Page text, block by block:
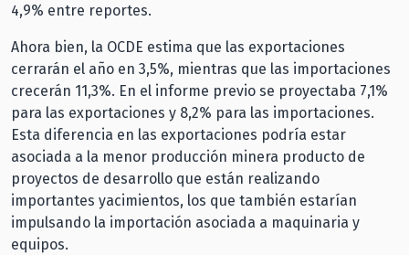
4,9% entre reportes.
Ahora bien, la OCDE estima que las exportaciones
cerrarán el año en 3,5%, mientras que las importaciones
crecerán 11,3%. En el informe previo se proyectaba 7,1%
para las exportaciones y 8,2% para las importaciones.
Esta diferencia en las exportaciones podría estar
asociada a la menor producción minera producto de
proyectos de desarrollo que están realizando
importantes yacimientos, los que también estarían
impulsando la importación asociada a maquinaria y
equipos.